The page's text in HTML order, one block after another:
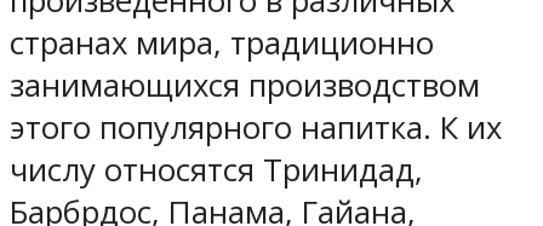
странах мира, традиционно
занимающихся производством
этого популярного напитка. К их
числу относятся Тринидад,
Барбрдос, Панама, Гайана,